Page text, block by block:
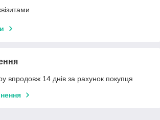
впродовж 14 днів за рахунок покупця